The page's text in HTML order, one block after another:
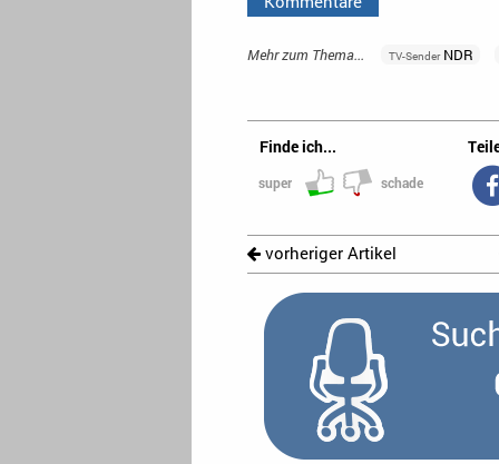
Mehr zum Thema... TV-SenderNDR
Finde ich...
super schade
vorheriger Artikel